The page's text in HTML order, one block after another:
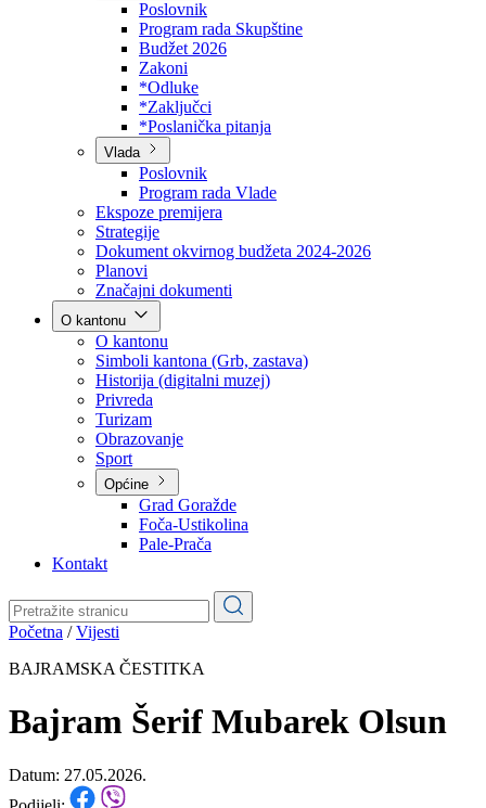
Skupština
Poslovnik
Program rada Skupštine
Budžet 2026
Zakoni
*Odluke
*Zaključci
*Poslanička pitanja
Vlada
Poslovnik
Program rada Vlade
Ekspoze premijera
Strategije
Dokument okvirnog budžeta 2024-2026
Planovi
Značajni dokumenti
O kantonu
O kantonu
Simboli kantona (Grb, zastava)
Historija (digitalni muzej)
Privreda
Turizam
Obrazovanje
Općine
Pale-Prača
Kontakt
BAJRAMSKA ČESTITKA
Bajram Šerif Mubarek Olsun